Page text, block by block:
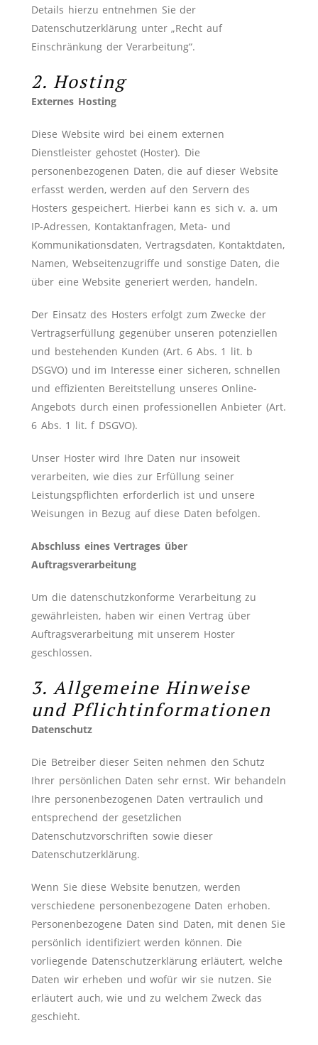
Details hierzu entnehmen Sie der
Datenschutzerklärung unter „Recht auf
Einschränkung der Verarbeitung“.
2. Hosting
Externes Hosting
Diese Website wird bei einem externen
Dienstleister gehostet (Hoster). Die
personenbezogenen Daten, die auf dieser Website
erfasst werden, werden auf den Servern des
Hosters gespeichert. Hierbei kann es sich v. a. um
IP-Adressen, Kontaktanfragen, Meta- und
Kommunikationsdaten, Vertragsdaten, Kontaktdaten,
Namen, Webseitenzugriffe und sonstige Daten, die
über eine Website generiert werden, handeln.
Der Einsatz des Hosters erfolgt zum Zwecke der
Vertragserfüllung gegenüber unseren potenziellen
und bestehenden Kunden (Art. 6 Abs. 1 lit. b
DSGVO) und im Interesse einer sicheren, schnellen
und effizienten Bereitstellung unseres Online-
Angebots durch einen professionellen Anbieter (Art.
6 Abs. 1 lit. f DSGVO).
Unser Hoster wird Ihre Daten nur insoweit
verarbeiten, wie dies zur Erfüllung seiner
Leistungspflichten erforderlich ist und unsere
Weisungen in Bezug auf diese Daten befolgen.
Abschluss eines Vertrages über
Auftragsverarbeitung
Um die datenschutzkonforme Verarbeitung zu
gewährleisten, haben wir einen Vertrag über
Auftragsverarbeitung mit unserem Hoster
geschlossen.
3. Allgemeine Hinweise
und Pflichtinformationen
Datenschutz
Die Betreiber dieser Seiten nehmen den Schutz
Ihrer persönlichen Daten sehr ernst. Wir behandeln
Ihre personenbezogenen Daten vertraulich und
entsprechend der gesetzlichen
Datenschutzvorschriften sowie dieser
Datenschutzerklärung.
Wenn Sie diese Website benutzen, werden
verschiedene personenbezogene Daten erhoben.
Personenbezogene Daten sind Daten, mit denen Sie
persönlich identifiziert werden können. Die
vorliegende Datenschutzerklärung erläutert, welche
Daten wir erheben und wofür wir sie nutzen. Sie
erläutert auch, wie und zu welchem Zweck das
geschieht.